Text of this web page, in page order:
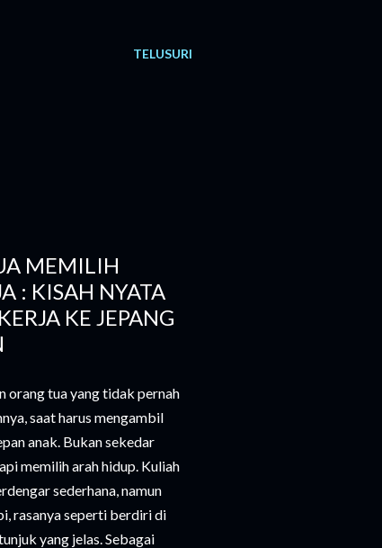
TELUSURI
MEMILIH
: KISAH NYATA
KE JEPANG
orang tua yang tidak pernah
saat harus mengambil
anak. Bukan sekedar
memilih arah hidup. Kuliah
sederhana, namun
rasanya seperti berdiri di
yang jelas. Sebagai